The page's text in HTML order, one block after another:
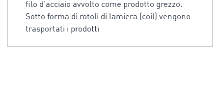
filo d’acciaio avvolto come prodotto grezzo.
Sotto forma di rotoli di lamiera (coil) vengono
trasportati i prodotti